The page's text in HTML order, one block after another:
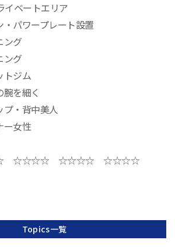
イベートエリア
パワープレート設置
ング
ング
トジム
を細く
プ・背中美人
ー女性
☆☆☆☆ ☆☆☆☆ ☆☆☆☆
Topics一覧